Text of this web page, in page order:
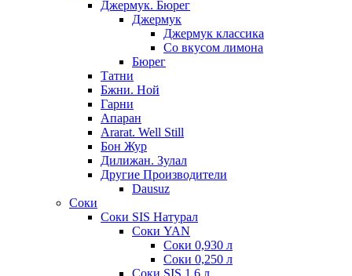
Джермук. Бюрег
Джермук
Джермук классика
Со вкусом лимона
Бюрег
Татни
Бжни. Ной
Гарни
Апаран
Ararat. Well Still
Бон Жур
Дилижан. Зулал
Другие Производители
Dausuz
Соки
Соки SIS Натурал
Соки YAN
Соки 0,930 л
Соки 0,250 л
Соки SIS 1,6 л.